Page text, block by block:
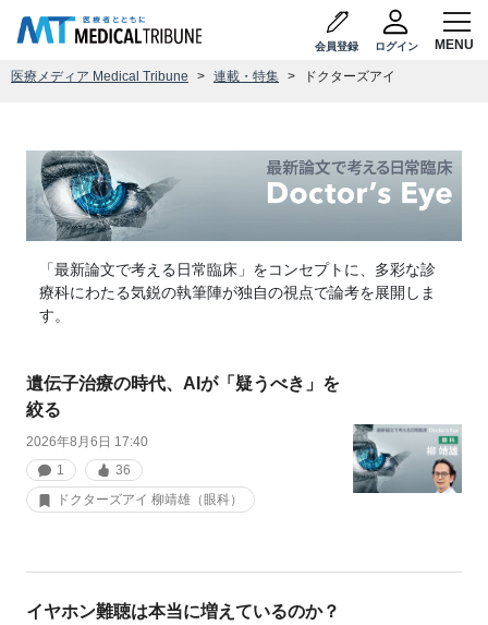
会員登録 ログイン
医療メディア Medical Tribune 連載・特集 ドクターズアイ
「最新論文で考える日常臨床」をコンセプトに、多彩な診
療科にわたる気鋭の執筆陣が独自の視点で論考を展開しま
す。
遺伝子治療の時代、AIが「疑うべき」を
絞る
2026年8月6日 17:40
1
36
ドクターズアイ 柳靖雄（眼科）
イヤホン難聴は本当に増えているのか？